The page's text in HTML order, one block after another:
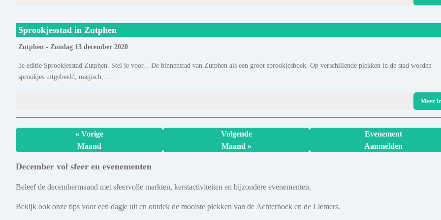
Sprookjesstad in Zutphen
Zutphen - Zondag 13 december 2020
3e editie Sprookjesstad Zutphen. Stel je voor... De binnenstad van Zutphen als een groot sprookjesboek. Op verschillende plekken in de stad worden
sprookjes uitgebeeld, magisch,......
Meer
« Vorige
Maand
Volgende
Maand »
Evenement
Aanmelden
December vol sfeer en evenementen
Beleef de decembermaand met sfeervolle markten, kerstactiviteiten en bijzondere evenementen.
Bekijk ook onze tips voor een dagje uit en ontdek de mooiste plekken van de Achterhoek en de Liemers.